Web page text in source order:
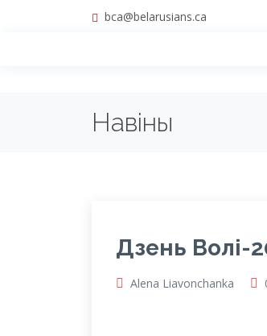
bca@belarusians.ca
Навіны
Дзень Волі-
Alena Liavonchanka